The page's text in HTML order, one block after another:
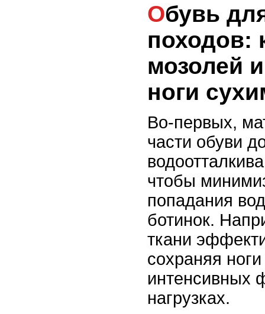
Обувь для горных
походов:
мозолей
ноги
Во-первых,
части обуви
чтобы
попадания
ботинок.
ткани
сохраняя
интенсивных
нагрузках.